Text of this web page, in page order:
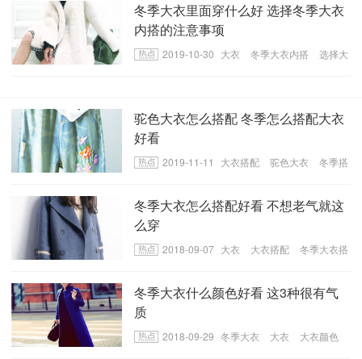
冬季大衣里面穿什么好 选择冬季大衣
内搭的注意事项
2019-10-30 大衣 冬季大衣内搭
选择大
驼色大衣怎么搭配 冬季怎么搭配大衣
好看
2019-11-11 大衣搭配 驼色大衣
冬季搭
冬季大衣怎么搭配好看 不想老气就这
么穿
2018-09-07 大衣 大衣搭配
冬季大衣搭
冬季大衣什么颜色好看 这3种很有气
质
2018-09-29 冬季大衣 大衣 大衣颜色